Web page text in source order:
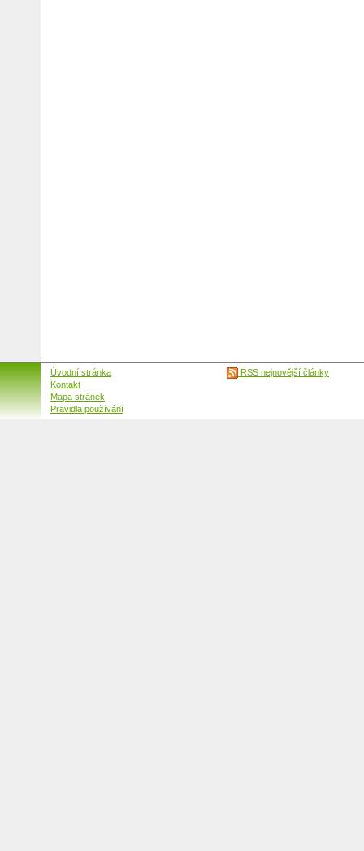
Úvodní stránka
Kontakt
Mapa stránek
Pravidla používání
RSS nejnovější články